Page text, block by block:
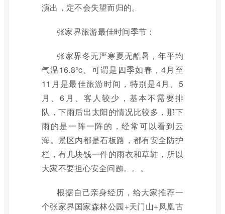
演出，定不会失望而归的。
张家界旅游最佳时间季节：
张家界冬无严寒夏无酷暑，年平均
气温16.8°c、可谓是四季如春，4月至
11月是最佳旅游时间，特别是4月、5
月、6月、客人较少，基本不需要排
队，下雨后出太阳的情况比较多，那下
雨的是一阵一阵的，经常可以看到云
海。景区内都是石板路，都有安全防护
栏，有几块钱一件的雨衣和草鞋，所以
大家不要担心安全问题。。。
根据自己亲身经历，给大家推荐一
个张家界国家森林公园+天门山+凤凰古